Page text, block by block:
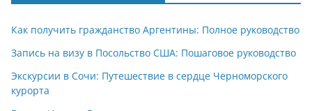
Как получить гражданство Аргентины: Полное руководство
Запись на визу в Посольство США: Пошаговое руководство
Экскурсии в Сочи: Путешествие в сердце Черноморского
курорта